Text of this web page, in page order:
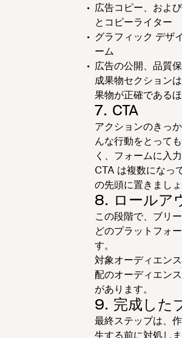
広告コピー、およ
とコピーライター
グラフィック デザ
ーム
広告の公開、品質
成果物セクション
果物が正確である
7. CTA
アクションのきっ
んな行動をとって
く、フォームに入
CTA は複数になっ
の先頭に置きましょ
8. ロールア
この段階で、ブリ
どのプラットフォ
す。
対象オーディエン
配のオーディエン
があります。
9. 完成した
最終ステップは、
生する前に対処しま